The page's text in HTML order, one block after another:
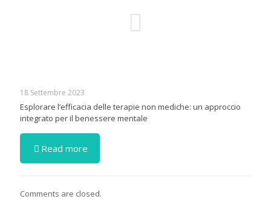
18 Settembre 2023
Esplorare l’efficacia delle terapie non mediche: un approccio
integrato per il benessere mentale
Read more
Comments are closed.